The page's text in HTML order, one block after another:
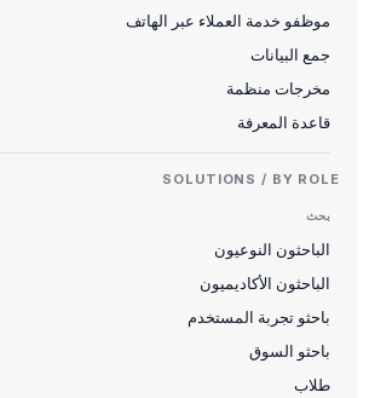
موظفو خدمة العملاء عبر الهاتف
جمع البيانات
مخرجات منظمة
قاعدة المعرفة
SOLUTIONS / BY ROLE
بحث
الباحثون النوعيون
الباحثون الأكاديميون
باحثو تجربة المستخدم
باحثو السوق
طلاب